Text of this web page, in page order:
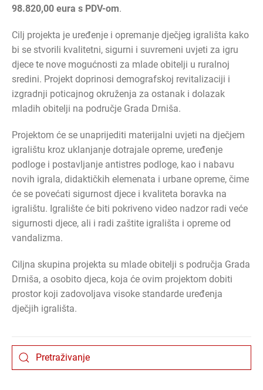
98.820,00 eura s PDV-om.
Cilj projekta je uređenje i opremanje dječjeg igrališta kako
bi se stvorili kvalitetni, sigurni i suvremeni uvjeti za igru
djece te nove mogućnosti za mlade obitelji u ruralnoj
sredini. Projekt doprinosi demografskoj revitalizaciji i
izgradnji poticajnog okruženja za ostanak i dolazak
mladih obitelji na područje Grada Drniša.
Projektom će se unaprijediti materijalni uvjeti na dječjem
igralištu kroz uklanjanje dotrajale opreme, uređenje
podloge i postavljanje antistres podloge, kao i nabavu
novih igrala, didaktičkih elemenata i urbane opreme, čime
će se povećati sigurnost djece i kvaliteta boravka na
igralištu. Igralište će biti pokriveno video nadzor radi veće
sigurnosti djece, ali i radi zaštite igrališta i opreme od
vandalizma.
Ciljna skupina projekta su mlade obitelji s područja Grada
Drniša, a osobito djeca, koja će ovim projektom dobiti
prostor koji zadovoljava visoke standarde uređenja
dječjih igrališta.